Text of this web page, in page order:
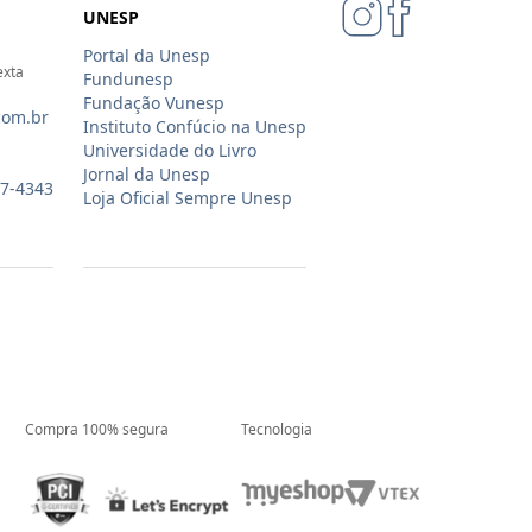
4343
UNESP
Portal da Unesp
Fundunesp
Fundação Vunesp
Instituto Confúcio na Unesp
Universidade do Livro
Jornal da Unesp
Loja Oficial Sempre Unesp
Compra 100% segura Tecnologia